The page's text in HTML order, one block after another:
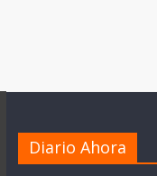
Diario Ahora